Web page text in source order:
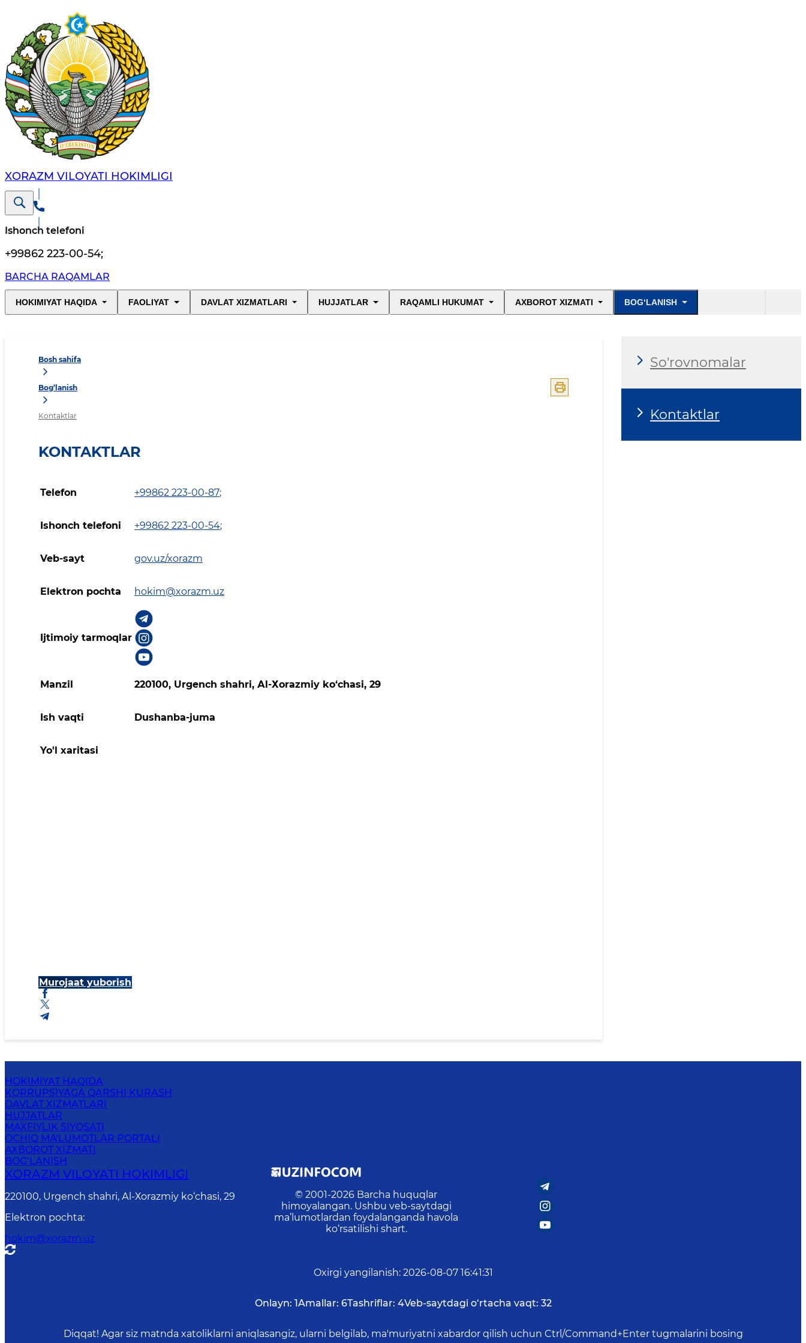
XORAZM VILОYATI HОKIMLIGI
Ishonch telefoni
+99862 223-00-54;
BARCHA RAQAMLAR
HOKIMIYAT HAQIDA FAOLIYAT DAVLAT XIZMATLARI HUJJATLAR RAQAMLI HUKUMAT AXBOROT XIZMATI BOG‘LANISH
Bosh sahifa
Bog‘lanish
Kontaktlar
KONTAKTLAR
Telefon +99862 223-00-87;
Ishonch telefoni +99862 223-00-54;
Veb-sayt gov.uz/xorazm
Elektron pochta hokim@xorazm.uz
Ijtimoiy tarmoqlar
Manzil 220100, Urgеnch shаhri, Аl-Хоrаzmiy ko‘chаsi, 29
Ish vaqti Dushanba-juma
Yo'l xaritasi
Murojaat yuborish
So'rovnomalar
Kontaktlar
HOKIMIYAT HAQIDA
KORRUPSIYAGA QARSHI KURASH
DAVLAT XIZMATLARI
HUJJATLAR
MAXFIYLIK SIYOSATI
OCHIQ MA'LUMOTLAR PORTALI
AXBOROT XIZMATI
BOG‘LANISH
XORAZM VILОYATI HОKIMLIGI
220100, Urgеnch shаhri, Аl-Хоrаzmiy ko‘chаsi, 29
Elektron pochta:
hokim@xorazm.uz
© 2001-2026 Barcha huquqlar
himoyalangan. Ushbu veb-saytdagi
ma’lumotlardan foydalanganda havola
ko‘rsatilishi shart.
Oxirgi yangilanish: 2026-08-07 16:41:31
Onlayn: 1Amallar: 6Tashriflar: 4Veb-saytdagi o‘rtacha vaqt: 32
Diqqat! Agar siz matnda xatoliklarni aniqlasangiz, ularni belgilab, ma'muriyatni xabardor qilish uchun Ctrl/Command+Enter tugmalarini bosing